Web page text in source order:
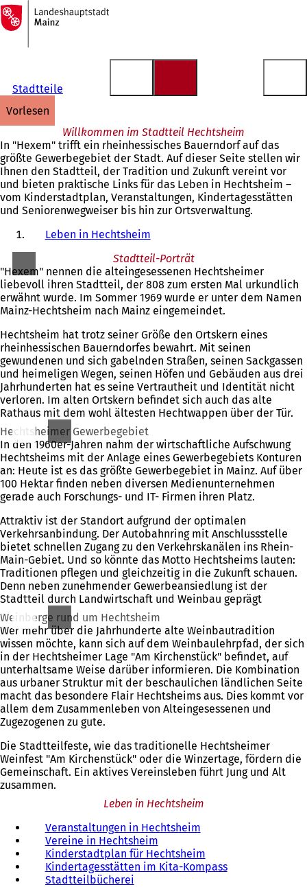
Inhalt anspringen
Zur
Startseite
Stadtteile
vorlesen
Willkommen im Stadtteil Hechtsheim
In "Hexem" trifft ein rheinhessisches Bauerndorf auf das
größte Gewerbegebiet der Stadt. Auf dieser Seite stellen wir
Ihnen den Stadtteil, der Tradition und Zukunft vereint vor
und bieten praktische Links für das Leben in Hechtsheim –
vom Kinderstadtplan, Veranstaltungen, Kindertagesstätten
und Seniorenwegweiser bis hin zur Ortsverwaltung.
Leben in Hechtsheim
Stadtteil-Porträt
"Hexem" nennen die alteingesessenen Hechtsheimer
liebevoll ihren Stadtteil, der 808 zum ersten Mal urkundlich
erwähnt wurde. Im Sommer 1969 wurde er unter dem Namen
Mainz-Hechtsheim nach Mainz eingemeindet.
Hechtsheim hat trotz seiner Größe den Ortskern eines
rheinhessischen Bauerndorfes bewahrt. Mit seinen
gewundenen und sich gabelnden Straßen, seinen Sackgassen
und heimeligen Wegen, seinen Höfen und Gebäuden aus drei
Jahrhunderten hat es seine Vertrautheit und Identität nicht
verloren. Im alten Ortskern befindet sich auch das alte
Rathaus mit dem wohl ältesten Hechtwappen über der Tür.
Hechtsheimer Gewerbegebiet
In den 1960er-Jahren nahm der wirtschaftliche Aufschwung
Hechtsheims mit der Anlage eines Gewerbegebiets Konturen
an: Heute ist es das größte Gewerbegebiet in Mainz. Auf über
100 Hektar finden neben diversen Medienunternehmen
gerade auch Forschungs- und IT- Firmen ihren Platz.
Attraktiv ist der Standort aufgrund der optimalen
Verkehrsanbindung. Der Autobahnring mit Anschlussstelle
bietet schnellen Zugang zu den Verkehrskanälen ins Rhein-
Main-Gebiet. Und so könnte das Motto Hechtsheims lauten:
Traditionen pflegen und gleichzeitig in die Zukunft schauen.
Denn neben zunehmender Gewerbeansiedlung ist der
Stadtteil durch Landwirtschaft und Weinbau geprägt
Weinberge rund um Hechtsheim
Wer mehr über die Jahrhunderte alte Weinbautradition
wissen möchte, kann sich auf dem Weinbaulehrpfad, der sich
in der Hechtsheimer Lage "Am Kirchenstück" befindet, auf
unterhaltsame Weise darüber informieren. Die Kombination
aus urbaner Struktur mit der beschaulichen ländlichen Seite
macht das besondere Flair Hechtsheims aus. Dies kommt vor
allem dem Zusammenleben von Alteingesessenen und
Zugezogenen zu gute.
Die Stadtteilfeste, wie das traditionelle Hechtsheimer
Weinfest "Am Kirchenstück" oder die Winzertage, fördern die
Gemeinschaft. Ein aktives Vereinsleben führt Jung und Alt
zusammen.
Leben in Hechtsheim
Veranstaltungen in Hechtsheim
Vereine in Hechtsheim
Kinderstadtplan für Hechtsheim
Kindertagesstätten im Kita-Kompass
Stadtteilbücherei